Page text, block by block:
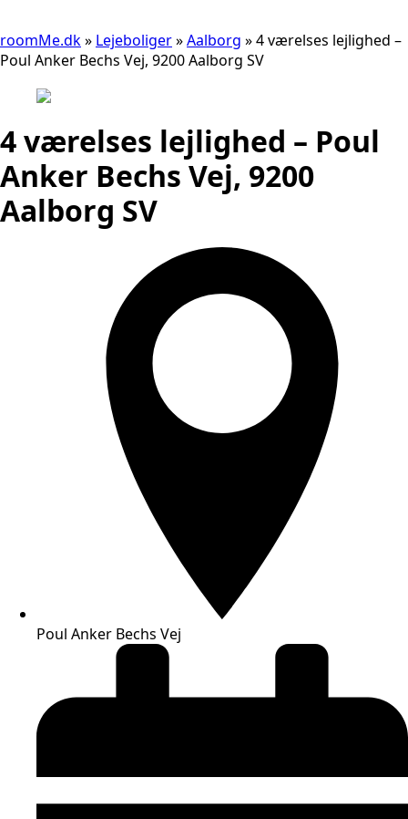
roomMe.dk» Lejeboliger»Aalborg »4 værelses lejlighed –
Poul Anker Bechs Vej, 9200 Aalborg SV
4 værelses lejlighed – Poul
Anker Bechs Vej, 9200
Aalborg SV
Poul Anker Bechs Vej